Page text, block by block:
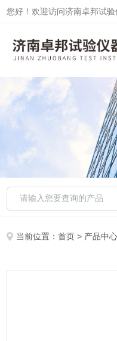
您好！欢迎访问济南卓邦试验
当前位置：首页 > 产品中心